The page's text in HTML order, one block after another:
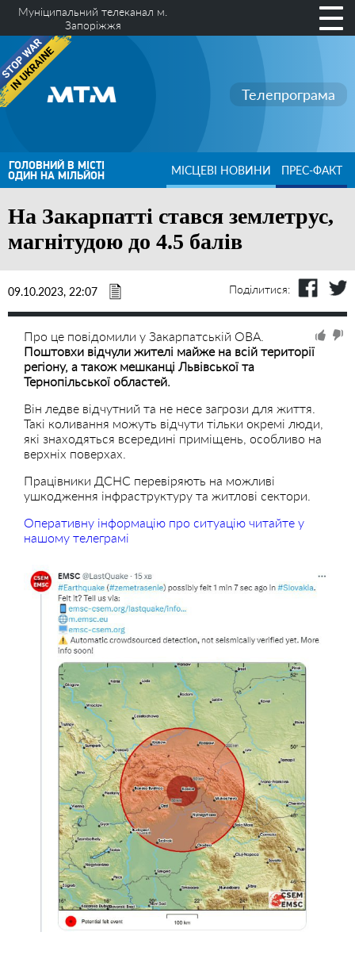
Муніципальний телеканал м.
Запоріжжя
Телепрограма
ГОЛОВНИЙ В МІСТІ
ОДИН НА МІЛЬЙОН МІСЦЕВІ НОВИНИ ПРЕС-ФАКТ
На Закарпатті стався землетрус,
магнітудою до 4.5 балів
09.10.2023, 22:07 Поділитися:
Про це повідомили у Закарпатській ОВА.
Поштовхи відчули жителі майже на всій території
регіону, а також мешканці Львівської та
Тернопільської областей.
Він ледве відчутний та не несе загрози для життя.
Такі коливання можуть відчути тільки окремі люди,
які знаходяться всередині приміщень, особливо на
верхніх поверхах.
Працівники ДСНС перевіряють на можливі
ушкодження інфраструктуру та житлові сектори.
Оперативну інформацію про ситуацію читайте у
нашому телеграмі